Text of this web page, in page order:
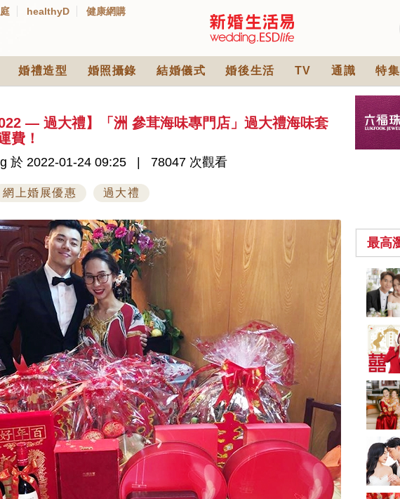
healthyD 健康網購
婚禮造型 婚照攝錄 結婚儀式 婚後生活 TV 通識 特集
— 過大禮】「洲 參茸海味專門店」過大禮海味套
費！
於 2022-01-24 09:25 78047 次觀看
網上婚展優惠 過大禮
最高
2026人氣結婚餅卡禮
券一覽｜最新嫁喜餅
卡優惠折扣！奇華、
A-1 Bakery、天仁茗
茶、ROYCE'、Paul
Lafayet、agnès b.
2842 次觀看
中式婚禮敬茶吉利說
話 | 70+句兄弟姊妹團
必備結婚祝福金句 |
新娘出門、斟茶、戴
金器時金句
2664 次觀看
奢華婚宴場地 2026｜
5大全港最奢華婚宴場
地推介！四季酒店、
瑰麗酒店、麗晶酒
店、Cloud 39、合和
酒店 打造夢幻氣派婚
禮
2048 次觀看
結婚禮物送咩好 |
2026年閨蜜新婚禮物
推薦 | 8大貼心結婚送
禮靈感
1790 次觀看